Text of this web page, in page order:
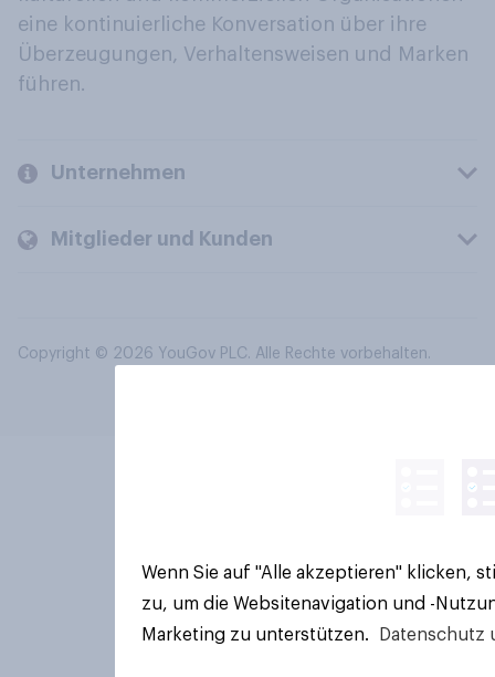
eine kontinuierliche Konversation über ihre
Überzeugungen, Verhaltensweisen und Marken
führen.
Unternehmen
Mitglieder und Kunden
Copyright © 2026 YouGov PLC. Alle Rechte vorbehalten.
Wenn Sie auf "Alle akzeptieren" klicken,
zu, um die Websitenavigation und -
Marketing zu unterstützen.
Datenschutz